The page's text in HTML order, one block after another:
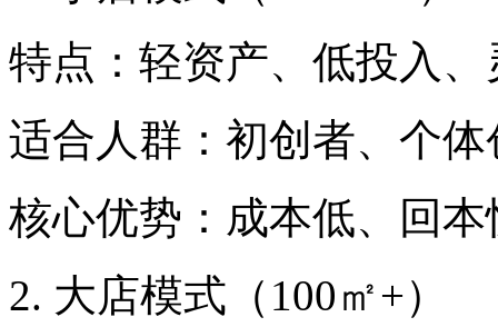
特点：轻资产、低投入
适合人群：初创者、个
核心优势：成本低、回
2. 大店模式（100㎡+）